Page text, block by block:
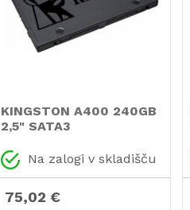
KINGSTON A400 240GB
2,5" SATA3
Na zalogi v skladišču
75,02 €